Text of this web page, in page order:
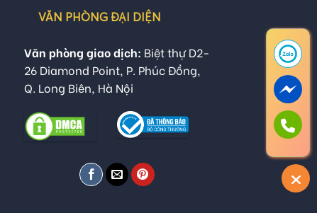
VĂN PHÒNG ĐẠI DIỆN
Văn phòng giao dịch: Biệt thự D2-
26 Diamond Point, P. Phúc Đồng,
Q. Long Biên, Hà Nội